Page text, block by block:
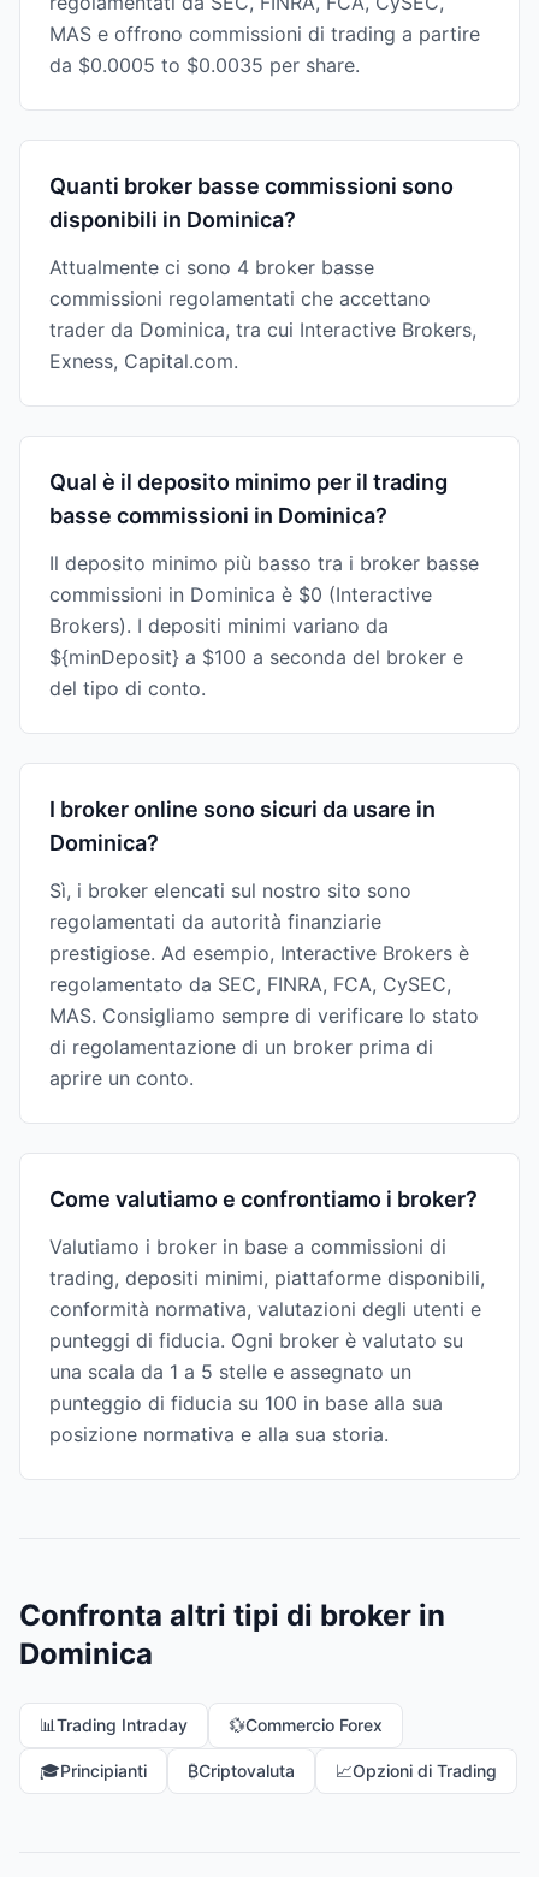
MAS e offrono commissioni di trading a partire
da $0.0005 to $0.0035 per share.
Quanti broker basse commissioni sono
disponibili in Dominica?
Attualmente ci sono 4 broker basse
commissioni regolamentati che accettano
trader da Dominica, tra cui Interactive Brokers,
Exness, Capital.com.
Qual è il deposito minimo per il trading
basse commissioni in Dominica?
Il deposito minimo più basso tra i broker basse
commissioni in Dominica è $0 (Interactive
Brokers). I depositi minimi variano da
${minDeposit} a $100 a seconda del broker e
del tipo di conto.
I broker online sono sicuri da usare in
Dominica?
Sì, i broker elencati sul nostro sito sono
regolamentati da autorità finanziarie
prestigiose. Ad esempio, Interactive Brokers è
regolamentato da SEC, FINRA, FCA, CySEC,
MAS. Consigliamo sempre di verificare lo stato
di regolamentazione di un broker prima di
aprire un conto.
Come valutiamo e confrontiamo i broker?
Valutiamo i broker in base a commissioni di
trading, depositi minimi, piattaforme disponibili,
conformità normativa, valutazioni degli utenti e
punteggi di fiducia. Ogni broker è valutato su
una scala da 1 a 5 stelle e assegnato un
punteggio di fiducia su 100 in base alla sua
posizione normativa e alla sua storia.
Confronta altri tipi di broker in
Dominica
📊Trading Intraday 💱Commercio Forex
🎓Principianti ₿Criptovaluta 📈Opzioni di Trading